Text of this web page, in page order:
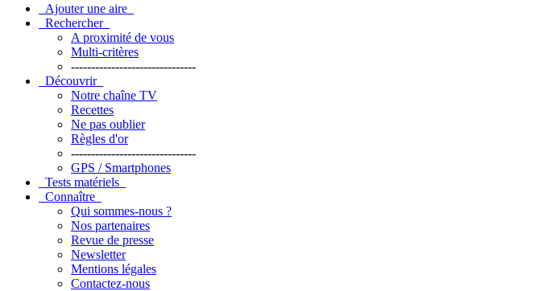
Ajouter une aire
Rechercher
A proximité de vous
Multi-critères
-------------------------------
Découvrir
Notre chaîne TV
Recettes
Ne pas oublier
Règles d'or
-------------------------------
GPS / Smartphones
Tests matériels
Connaître
Qui sommes-nous ?
Nos partenaires
Revue de presse
Newsletter
Mentions légales
Contactez-nous